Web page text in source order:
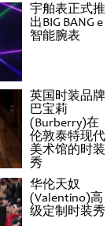
宇舶表正式推
出BIG BANG e
智能腕表
英国时装品牌
巴宝莉
(Burberry)在
伦敦泰特现代
美术馆的时装
秀
华伦天奴
(Valentino)高
级定制时装秀